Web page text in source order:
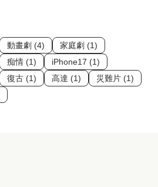
動畫劇 (4)
家庭劇 (1)
痴情 (1)
iPhone17 (1)
復古 (1) 高達 (1)
災難片 (1)